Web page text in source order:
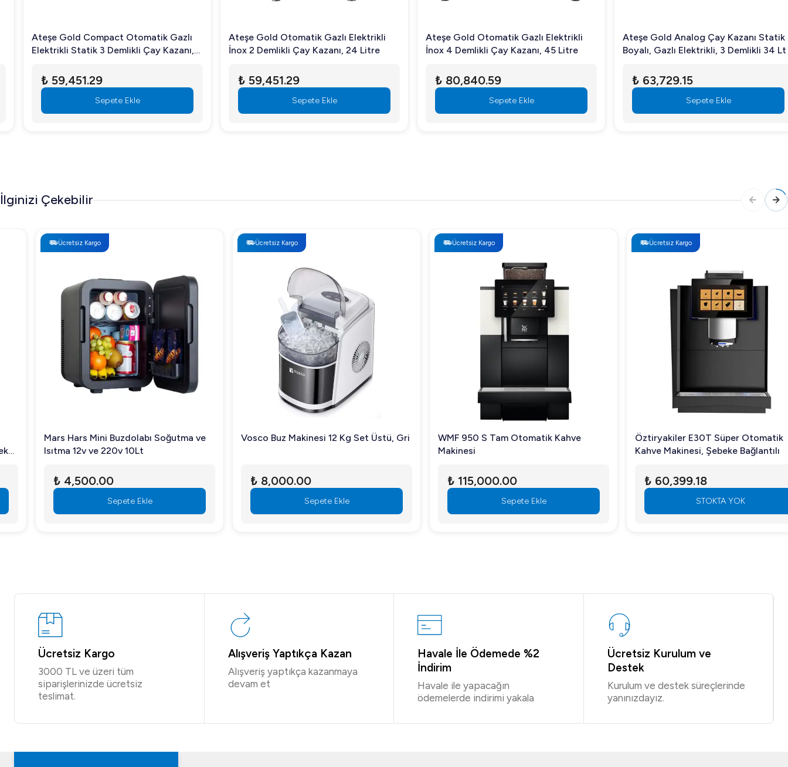
Ateşe Gold Compact Otomatik Gazlı
Elektrikli Statik 3 Demlikli Çay Kazanı,
₺ 59,451.29
Sepete Ekle
Ateşe Gold Otomatik Gazlı Elektrikli
İnox 2 Demlikli Çay Kazanı, 24 Litre
₺ 59,451.29
Sepete Ekle
Ateşe Gold Otomatik Gazlı Elektrikli
İnox 4 Demlikli Çay Kazanı, 45 Litre
₺ 80,840.59
Sepete Ekle
Ateşe Gold Analog Çay Kazanı Statik
Boyalı, Gazlı Elektrikli, 3 Demlikli 34 Lt
₺ 63,729.15
Sepete Ekle
İlginizi Çekebilir
Ücretsiz Kargo
Mars Hars Mini Buzdolabı Soğutma ve
Isıtma 12v ve 220v 10Lt
₺ 4,500.00
Sepete Ekle
Ücretsiz Kargo
Vosco Buz Makinesi 12 Kg Set Üstü, Gri
₺ 8,000.00
Sepete Ekle
Ücretsiz Kargo
WMF 950 S Tam Otomatik Kahve
Makinesi
₺ 115,000.00
Sepete Ekle
Ücretsiz Kargo
Öztiryakiler E30T Süper Otomatik
Kahve Makinesi, Şebeke Bağlantılı
₺ 60,399.18
STOKTA YOK
Ücretsiz Kargo
3000 TL ve üzeri tüm
siparişlerinizde ücretsiz
teslimat.
Alışveriş Yaptıkça Kazan
Alışveriş yaptıkça kazanmaya
devam et
Havale İle Ödemede %2
İndirim
Havale ile yapacağın
ödemelerde indirimi yakala
Ücretsiz Kurulum ve
Destek
Kurulum ve destek süreçlerinde
yanınızdayız.